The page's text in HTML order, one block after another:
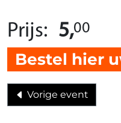
Prijs: 5,00
Bestel hier
Vorige event